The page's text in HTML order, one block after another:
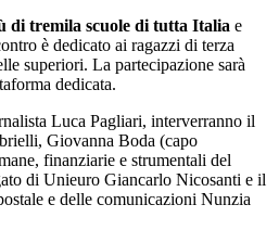
di tremila scuole di tutta Italia e
è dedicato ai ragazzi di terza
superiori. La partecipazione sarà
dedicata.
Luca Pagliari, interverranno il
Giovanna Boda (capo
finanziarie e strumentali del
di Unieuro Giancarlo Nicosanti e il
e delle comunicazioni Nunzia